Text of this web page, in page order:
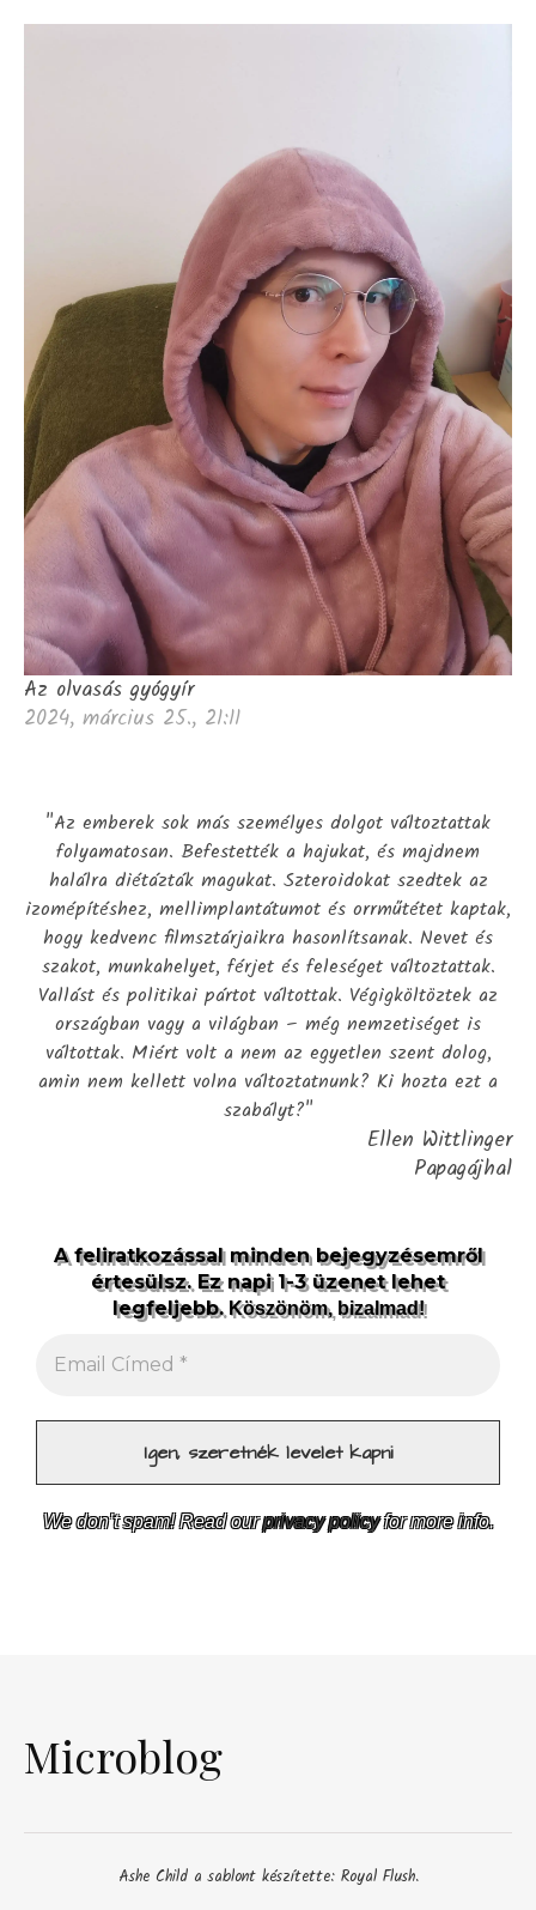
Az olvasás gyógyír
2024, március 25., 21:11
"Az emberek sok más személyes dolgot változtattak
folyamatosan. Befestették a hajukat, és majdnem
halálra diétázták magukat. Szteroidokat szedtek az
izomépítéshez, mellimplantátumot és orrműtétet kaptak,
hogy kedvenc filmsztárjaikra hasonlítsanak. Nevet és
szakot, munkahelyet, férjet és feleséget változtattak.
Vallást és politikai pártot váltottak. Végigköltöztek az
országban vagy a világban – még nemzetiséget is
váltottak. Miért volt a nem az egyetlen szent dolog,
amin nem kellett volna változtatnunk? Ki hozta ezt a
szabályt?"
Ellen Wittlinger
Papagájhal
A feliratkozással minden bejegyzésemről
értesülsz. Ez napi 1-3 üzenet lehet
legfeljebb.Köszönöm, bizalmad!
We don’t spam! Read ourprivacy policyfor more info.
Microblog
Ashe Child a sablont készítette: Royal Flush.